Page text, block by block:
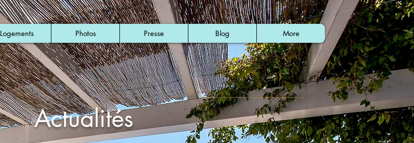
Logements Photos Presse Blog More
Actualités